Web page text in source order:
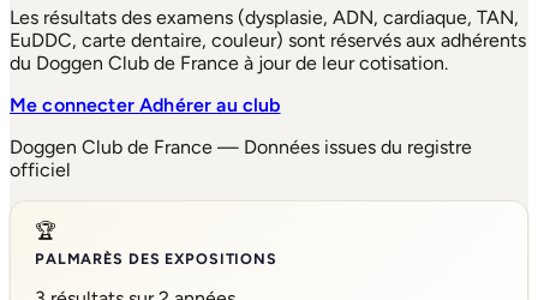
Les résultats des examens (dysplasie, ADN, cardiaque, TAN,
EuDDC, carte dentaire, couleur) sont réservés aux adhérents
du Doggen Club de France à jour de leur cotisation.
Me connecterAdhérer au club
Doggen Club de France — Données issues du registre
officiel
🏆
PALMARÈS DES EXPOSITIONS